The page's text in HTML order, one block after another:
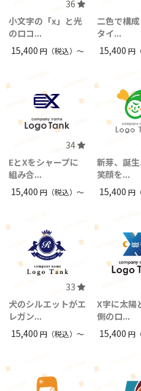
36
小文字の「x」と光
のロコ...
15,400 円（税込）〜
二色で構
タイ...
15,400円
34
EとXをシャープに
組み合...
15,400 円（税込）〜
新芽、誕
笑顔を...
15,400円
33
犬のシルエットがエ
レガン...
15,400 円（税込）〜
X字に太陽
側のロ...
15,400円